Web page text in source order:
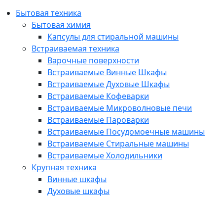
Бытовая техника
Бытовая химия
Капсулы для стиральной машины
Встраиваемая техника
Варочные поверхности
Встраиваемые Винные Шкафы
Встраиваемые Духовые Шкафы
Встраиваемые Кофеварки
Встраиваемые Микроволновые печи
Встраиваемые Пароварки
Встраиваемые Посудомоечные машины
Встраиваемые Стиральные машины
Встраиваемые Холодильники
Крупная техника
Винные шкафы
Духовые шкафы